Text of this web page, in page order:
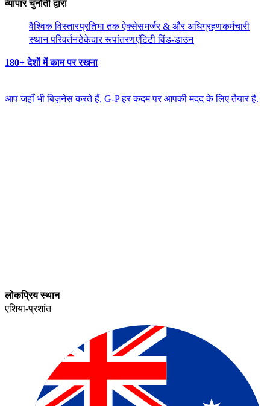
व्यापार चुनौती द्वारा​​
वैश्विक विस्तार​​प्रतिभा तक ऐक्सेस​​मर्जर & और अधिग्रहण​​कर्मचारी
स्थान परिवर्तन​​ठेकेदार रूपांतरण​​एंटिटी विंड-डाउन​​
180+ देशों में काम पर रखना​​
आप जहाँ भी बिज़नेस करते हैं, G-P हर कदम पर आपकी मदद के लिए तैयार है.​​
लोकप्रिय स्थान​​
एशिया-प्रशांत​​